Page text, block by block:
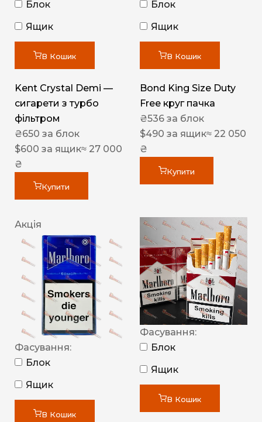
Блок
Ящик
В Кошик
Kent Crystal Demi —
сигарети з турбо
фільтром
₴650 за блок
$600 за ящик≈ 27 000
₴
Купити
Блок
Ящик
В Кошик
Bond King Size Duty
Free круг пачка
₴536 за блок
$490 за ящик≈ 22 050
₴
Купити
Акція
Фасування:
Блок
Ящик
В Кошик
Фасування:
Блок
Ящик
В Кошик